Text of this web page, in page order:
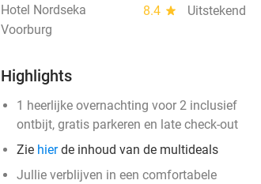
Hotel Nordseka 8.4 star
Uitstekend
Voorburg
Highlights
1 heerlijke overnachting voor 2 inclusief
ontbijt, gratis parkeren en late check-out
Zie hierde inhoud van de multideals
Jullie verblijven in een comfortabele